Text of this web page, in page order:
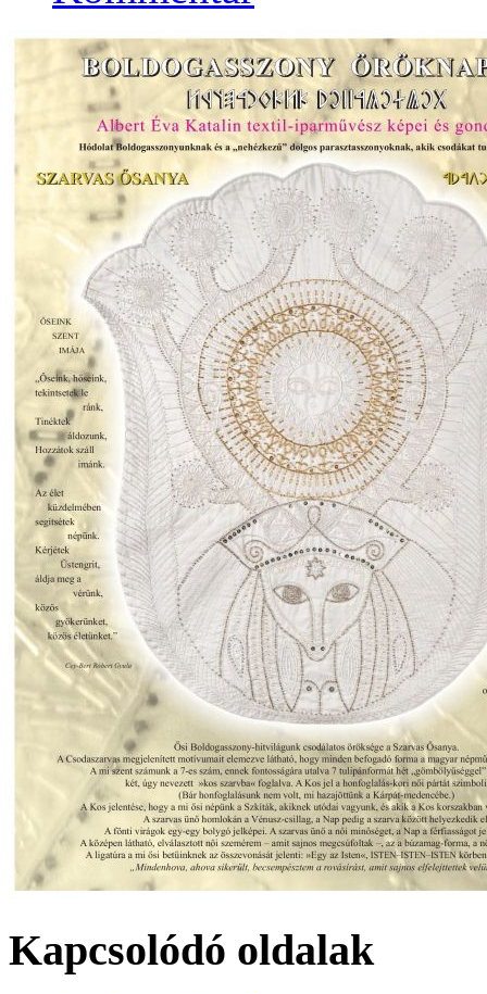
Kapcsolódó oldalak